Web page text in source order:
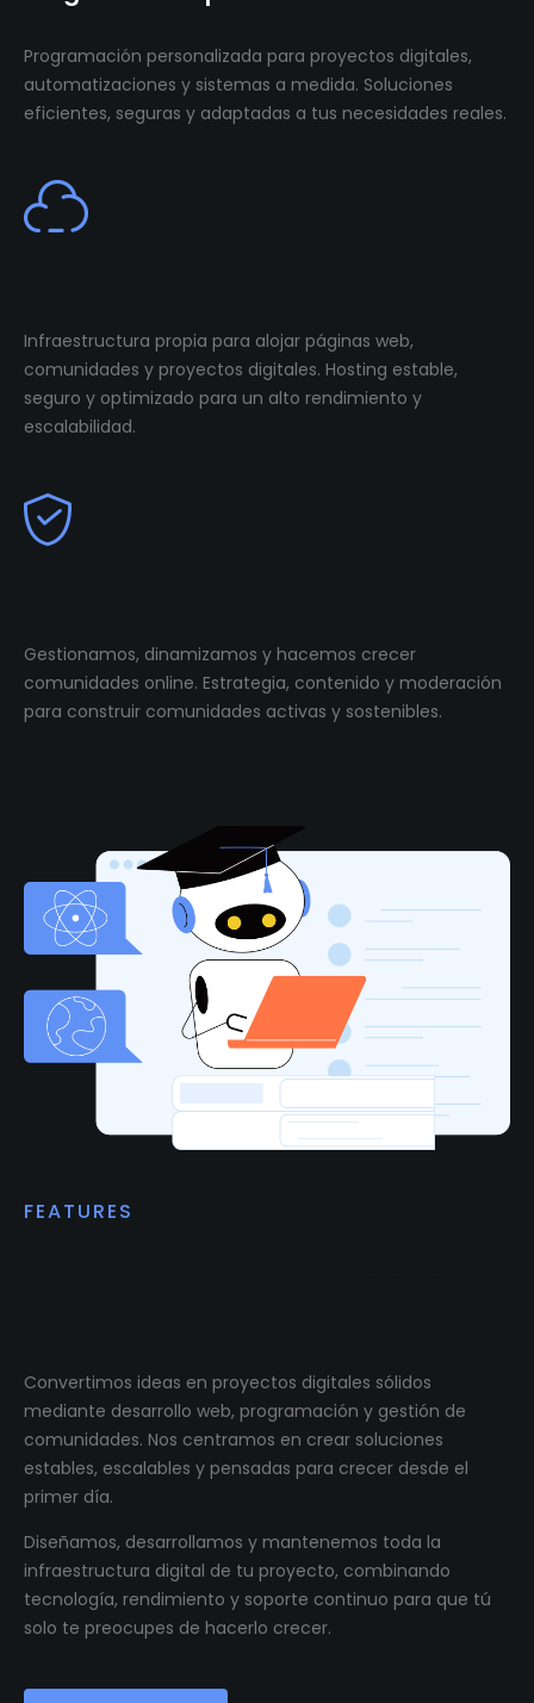
Programación personalizada para proyectos digitales,
automatizaciones y sistemas a medida. Soluciones
eficientes, seguras y adaptadas a tus necesidades reales.
Infraestructura propia para alojar páginas web,
comunidades y proyectos digitales. Hosting estable,
seguro y optimizado para un alto rendimiento y
escalabilidad.
Gestionamos, dinamizamos y hacemos crecer
comunidades online. Estrategia, contenido y moderación
para construir comunidades activas y sostenibles.
FEATURES
Convertimos ideas en proyectos digitales sólidos
mediante desarrollo web, programación y gestión de
comunidades. Nos centramos en crear soluciones
estables, escalables y pensadas para crecer desde el
primer día.
Diseñamos, desarrollamos y mantenemos toda la
infraestructura digital de tu proyecto, combinando
tecnología, rendimiento y soporte continuo para que tú
solo te preocupes de hacerlo crecer.